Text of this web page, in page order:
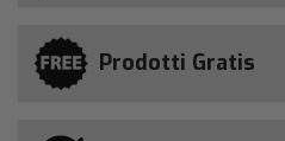
Prodotti Gratis